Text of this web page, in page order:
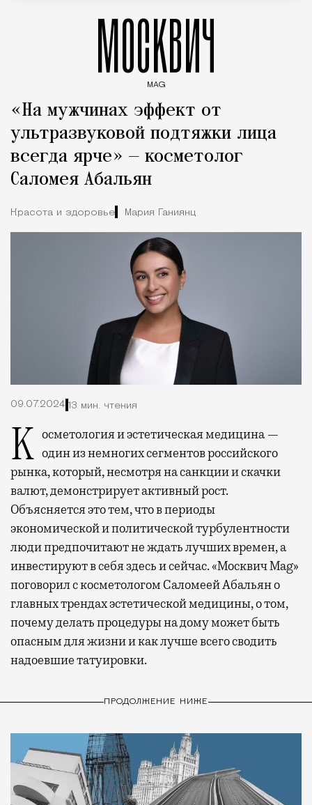
МОСКВИЧ
MAG
«На мужчинах эффект от
ультразвуковой подтяжки лица
всегда ярче» — косметолог
Саломея Абальян
Красота и здоровье Мария Ганиянц
09.07.2024 13 мин. чтения
Косметология и эстетическая медицина — один из немногих сегментов российского
рынка, который, несмотря на санкции и скачки
валют, демонстрирует активный рост.
Объясняется это тем, что в периоды
экономической и политической турбулентности
люди предпочитают не ждать лучших времен, а
инвестируют в себя здесь и сейчас. «Москвич Mag»
поговорил с косметологом Саломеей Абальян о
главных трендах эстетической медицины, о том,
почему делать процедуры на дому может быть
опасным для жизни и как лучше всего сводить
надоевшие татуировки.
ПРОДОЛЖЕНИЕ НИЖЕ